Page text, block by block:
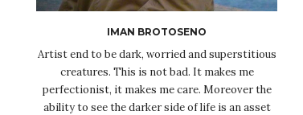
IMAN BROTOSENO
Artist end to be dark, worried and superstitious
creatures. This is not bad. It makes me
perfectionist, it makes me care. Moreover the
ability to see the darker side of life is an asset